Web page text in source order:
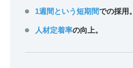
1週間という短期間での採用。
人材定着率の向上。